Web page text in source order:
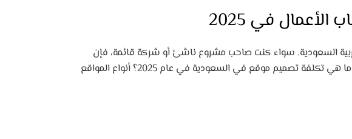
في 2025
السعودية. سواء كنت صاحب مشروع ناشئ أو شركة قائمة، فإن
تصميم موقع إلكتروني يفتح لك أبواباً أوسع للوصول إلى جمهورك وتحقيق أهدافك التسويقية. ولكن، ما هي تكلفة تصميم موقع في السعودية في عام 2025؟ أنواع المواقع